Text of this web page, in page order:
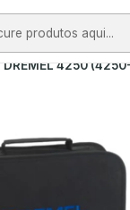
EM
PRODUTOS
4250